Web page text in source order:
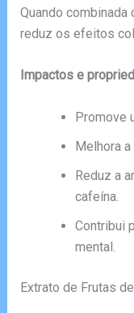
Quando
reduz os efeitos
Impactos e
Promove
Melhora
Reduz a
cafeína.
Contribui
mental.
Extrato de Frutas